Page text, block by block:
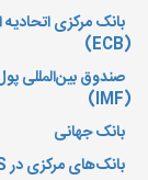
بانک مرکزی اتحادیه
ECB
)
صندوق بین‌المللی پول
IMF
)
بانک جهانی
بانک‌های مرکزی در